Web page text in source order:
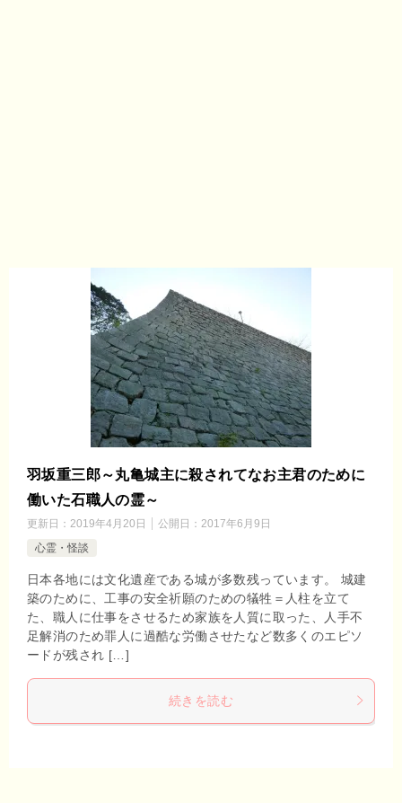
羽坂重三郎～丸亀城主に殺されてなお主君のために
働いた石職人の霊～
更新日： 2019年4月20日 公開日： 2017年6月9日
心霊・怪談
日本各地には文化遺産である城が多数残っています。 城建
築のために、工事の安全祈願のための犠牲＝人柱を立て
た、職人に仕事をさせるため家族を人質に取った、人手不
足解消のため罪人に過酷な労働させたなど数多くのエピソ
ードが残され […]
続きを読む